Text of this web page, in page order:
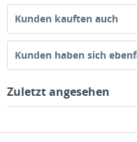
Kunden kauften auch
Kunden haben sich
Zuletzt angesehen